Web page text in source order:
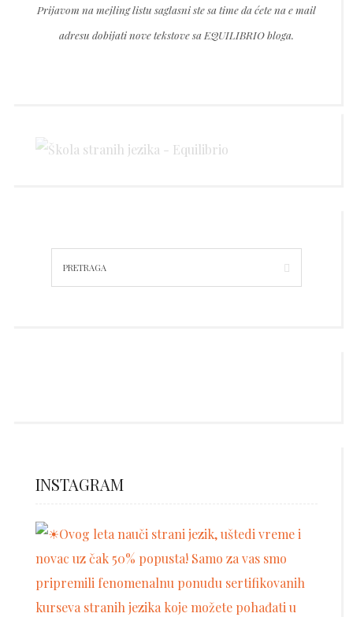
field
empty.
Prijavom na mejling listu saglasni ste sa time da ćete na e mail
adresu dobijati nove tekstove sa EQUILIBRIO bloga.
INSTAGRAM